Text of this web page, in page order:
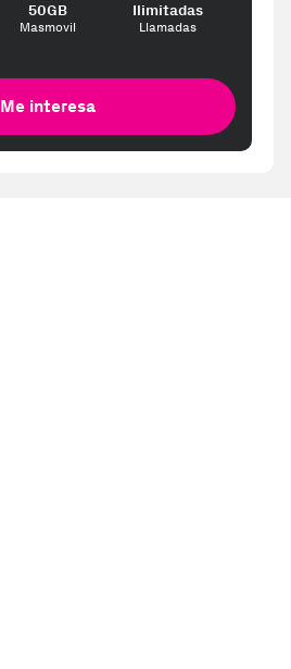
50GB
Masmovil
Ilimitadas
Llamadas
Me interesa